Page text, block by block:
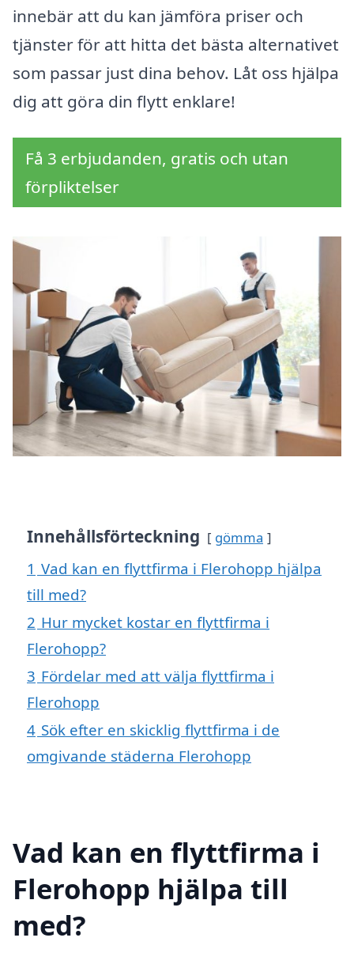
innebär att du kan jämföra priser och
tjänster för att hitta det bästa alternativet
som passar just dina behov. Låt oss hjälpa
dig att göra din flytt enklare!
Få 3 erbjudanden, gratis och utan
förpliktelser
Innehållsförteckning gömma
1 Vad kan en flyttfirma i Flerohopp hjälpa
till med?
2 Hur mycket kostar en flyttfirma i
Flerohopp?
3 Fördelar med att välja flyttfirma i
Flerohopp
4 Sök efter en skicklig flyttfirma i de
omgivande städerna Flerohopp
Vad kan en flyttfirma i
Flerohopp hjälpa till
med?